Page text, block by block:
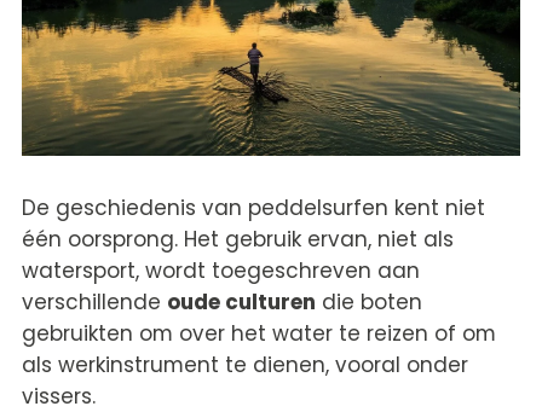
De geschiedenis van peddelsurfen kent niet
één oorsprong. Het gebruik ervan, niet als
watersport, wordt toegeschreven aan
verschillende oude culturen die boten
gebruikten om over het water te reizen of om
als werkinstrument te dienen, vooral onder
vissers.